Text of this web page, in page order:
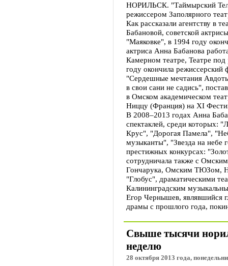
НОРИЛЬСК. "Таймырский
режиссером Заполярного
Как рассказали агентству в
Бабановой, советской
"Маяковке", в 1994 году
актриса Анна Бабанова
Камерном театре, Театре
году окончила
"Сердешные мечтания
в свои сани не садись",
в Омском академическом
Ниццу (Франция) на ХI
В 2008–2013 годах Анна
спектаклей, среди которых:
Крус", "Дорогая Памела",
музыканты", "Звезда на небе
престижных конкурсах:
сотрудничала также с
Гончарука, Омским ТЮЗом,
"Глобус", драматическими
Калининградским
Егор Чернышев, являвшийся
драмы с прошлого года,
Свыше тысячи
неделю
28 октября 2013 года,